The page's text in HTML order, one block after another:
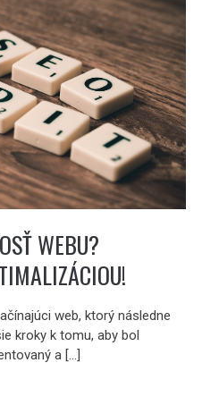
WEBU?
web, ktorý následne
kroky k tomu, aby bol
a […]